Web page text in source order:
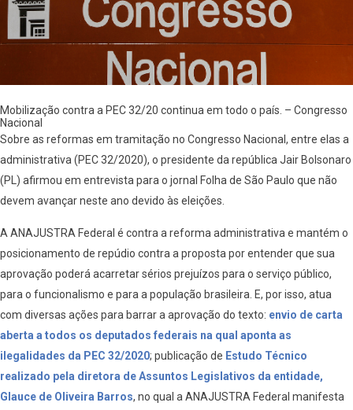
Mobilização contra a PEC 32/20 continua em todo o país. – Congresso
Nacional
Sobre as reformas em tramitação no Congresso Nacional, entre elas a
administrativa (PEC 32/2020), o presidente da república Jair Bolsonaro
(PL) afirmou em entrevista para o jornal Folha de São Paulo que não
devem avançar neste ano devido às eleições.
A ANAJUSTRA Federal é contra a reforma administrativa e mantém o
posicionamento de repúdio contra a proposta por entender que sua
aprovação poderá acarretar sérios prejuízos para o serviço público,
para o funcionalismo e para a população brasileira. E, por isso, atua
com diversas ações para barrar a aprovação do texto: envio de carta
aberta a todos os deputados federais na qual aponta as
ilegalidades da PEC 32/2020; publicação de Estudo Técnico
realizado pela diretora de Assuntos Legislativos da entidade,
Glauce de Oliveira Barros, no qual a ANAJUSTRA Federal manifesta